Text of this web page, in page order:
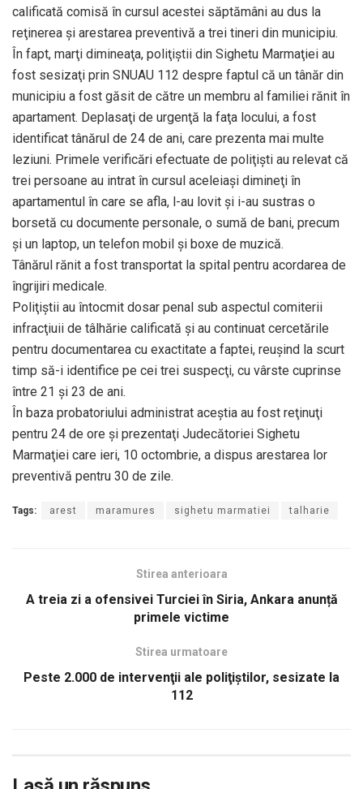
calificată comisă în cursul acestei săptămâni au dus la
reţinerea şi arestarea preventivă a trei tineri din municipiu.
În fapt, marţi dimineaţa, poliţiştii din Sighetu Marmaţiei au
fost sesizaţi prin SNUAU 112 despre faptul că un tânăr din
municipiu a fost găsit de către un membru al familiei rănit în
apartament. Deplasaţi de urgenţă la faţa locului, a fost
identificat tânărul de 24 de ani, care prezenta mai multe
leziuni. Primele verificări efectuate de poliţişti au relevat că
trei persoane au intrat în cursul aceleiaşi dimineţi în
apartamentul în care se afla, l-au lovit şi i-au sustras o
borsetă cu documente personale, o sumă de bani, precum
şi un laptop, un telefon mobil şi boxe de muzică.
Tânărul rănit a fost transportat la spital pentru acordarea de
îngrijiri medicale.
Poliţiştii au întocmit dosar penal sub aspectul comiterii
infracţiuii de tâlhărie calificată şi au continuat cercetările
pentru documentarea cu exactitate a faptei, reuşind la scurt
timp să-i identifice pe cei trei suspecţi, cu vârste cuprinse
între 21 şi 23 de ani.
În baza probatoriului administrat aceştia au fost reţinuţi
pentru 24 de ore şi prezentaţi Judecătoriei Sighetu
Marmaţiei care ieri, 10 octombrie, a dispus arestarea lor
preventivă pentru 30 de zile.
Tags: arest maramures sighetu marmatiei talharie
Stirea anterioara
A treia zi a ofensivei Turciei în Siria, Ankara anunță
primele victime
Stirea urmatoare
Peste 2.000 de intervenţii ale poliţiştilor, sesizate la
112